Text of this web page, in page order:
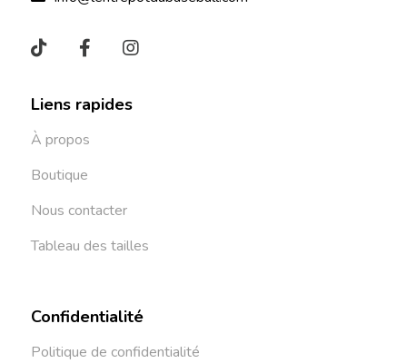
Liens rapides
À propos
Boutique
Nous contacter
Tableau des tailles
Confidentialité
Politique de confidentialité